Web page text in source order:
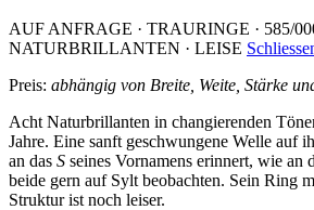
AUF ANFRAGE · TRAURINGE · 585/
NATURBRILLANTEN · LEISE
Preis: abhängig von Breite, Weite, Stärke
Acht Naturbrillanten in changierenden
Jahre. Eine sanft geschwungene Welle auf
an das S seines Vornamens erinnert, wie an
beide gern auf Sylt beobachten. Sein Ring
Struktur ist noch leiser.